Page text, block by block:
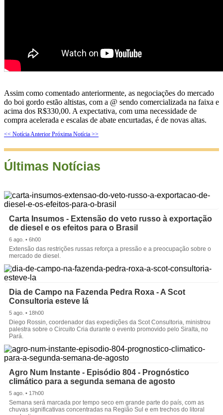
Assim como comentado anteriormente, as negociações do mercado
do boi gordo estão altistas, com a @ sendo comercializada na faixa e
acima dos R$330,00. A expectativa, com uma necessidade de
compra acelerada e escalas de abate encurtadas, é de novas altas.
<< Notícia Anterior Próxima Notícia >>
Últimas Notícias
Carta Insumos - Extensão do veto russo à exportação
de diesel e os efeitos para o Brasil
6 ago. • 6h00
Extensão das restrições russas reforça a pressão e a preocupação sobre o
mercado de diesel.
Dia de Campo na Fazenda Pedra Roxa - A Scot
Consultoria esteve lá
5 ago. • 18h00
Diego Rossin, coordenador das expedições da Scot Consultoria, ministrou
palestra sobre o Circuito Cria durante o evento promovido pelo Siralta, no
Pará.
Agro Num Instante - Episódio 804 - Prognóstico
climático para a segunda semana de agosto
5 ago. • 17h00
Semana será marcada por tempo seco em grande parte do país, com as
chuvas significativas concentradas na Região Sul e em trechos do litoral